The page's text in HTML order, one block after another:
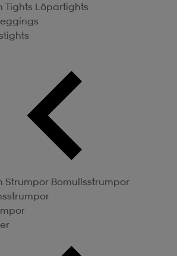
Tights Löpartights
Strumpor Bomullsstrumpor